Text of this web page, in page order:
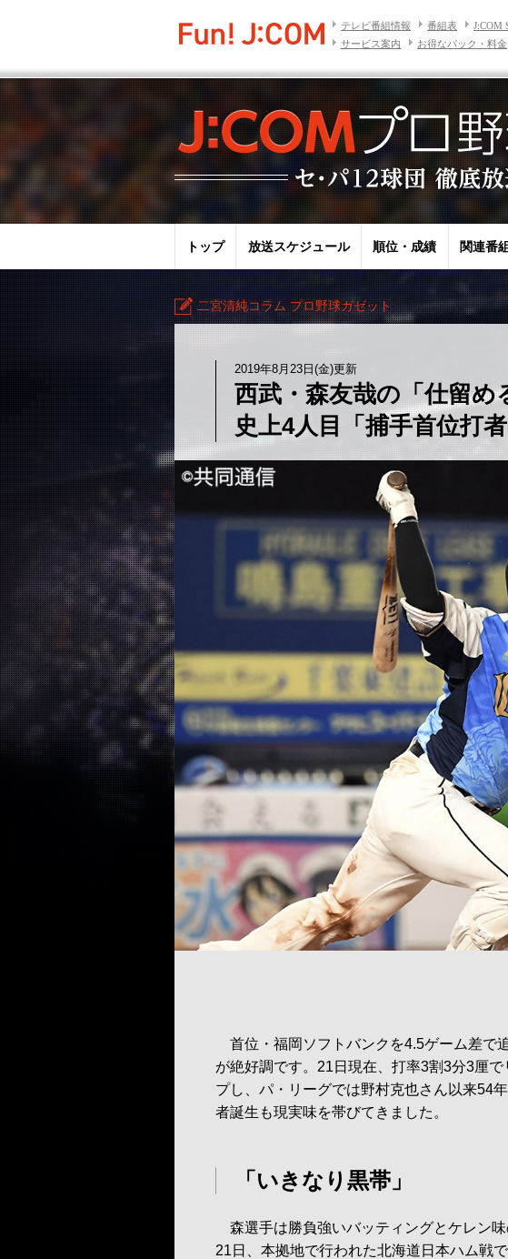
テレビ番組情報 番組表 J:COM
サービス案内
お得なパック・料金
トップ 放送スケジュール 順位・成績 関連番組
二宮清純コラム プロ野球ガゼット
2019年8月23日(金)更新
西武・森友哉の「仕留め
史上4人目「捕手首位打
首位・福岡ソフトバンクを4.5ゲーム差で
が絶好調です。21日現在、打率3割3分3厘
プし、パ・リーグでは野村克也さん以来54
者誕生も現実味を帯びてきました。
「いきなり黒帯」
森選手は勝負強いバッティングとケレン味
21日、本拠地で行われた北海道日本ハム戦